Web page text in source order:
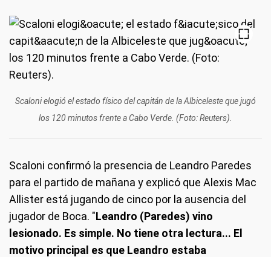
Scaloni elogió el estado físico del capitán de la Albiceleste que jugó
los 120 minutos frente a Cabo Verde. (Foto: Reuters).
Scaloni confirmó la presencia de Leandro Paredes
para el partido de mañana y explicó que Alexis Mac
Allister está jugando de cinco por la ausencia del
jugador de Boca. "Leandro (Paredes) vino
lesionado. Es simple. No tiene otra lectura... El
motivo principal es que Leandro estaba